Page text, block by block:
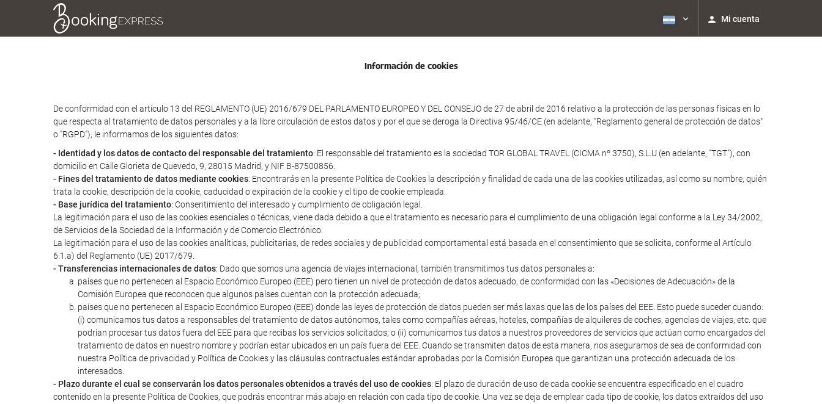
Mi cuenta
Información de cookies
De conformidad con el artículo 13 del REGLAMENTO (UE) 2016/679 DEL PARLAMENTO EUROPEO Y DEL CONSEJO de 27 de abril de 2016 relativo a la protección de las personas físicas en lo
que respecta al tratamiento de datos personales y a la libre circulación de estos datos y por el que se deroga la Directiva 95/46/CE (en adelante, "Reglamento general de protección de datos"
o "RGPD"), le informamos de los siguientes datos:
- Identidad y los datos de contacto del responsable del tratamiento: El responsable del tratamiento es la sociedad TOR GLOBAL TRAVEL (CICMA nº 3750), S.L.U (en adelante, "TGT"), con
domicilio en Calle Glorieta de Quevedo, 9, 28015 Madrid, y NIF B-87500856.
- Fines del tratamiento de datos mediante cookies: Encontrarás en la presente Política de Cookies la descripción y finalidad de cada una de las cookies utilizadas, así como su nombre, quién
trata la cookie, descripción de la cookie, caducidad o expiración de la cookie y el tipo de cookie empleada.
- Base jurídica del tratamiento: Consentimiento del interesado y cumplimiento de obligación legal.
La legitimación para el uso de las cookies esenciales o técnicas, viene dada debido a que el tratamiento es necesario para el cumplimiento de una obligación legal conforme a la Ley 34/2002,
de Servicios de la Sociedad de la Información y de Comercio Electrónico.
La legitimación para el uso de las cookies analíticas, publicitarias, de redes sociales y de publicidad comportamental está basada en el consentimiento que se solicita, conforme al Artículo
6.1.a) del Reglamento (UE) 2017/679.
- Transferencias internacionales de datos: Dado que somos una agencia de viajes internacional, también transmitimos tus datos personales a:
países que no pertenecen al Espacio Económico Europeo (EEE) pero tienen un nivel de protección de datos adecuado, de conformidad con las «Decisiones de Adecuación» de la
Comisión Europea que reconocen que algunos países cuentan con la protección adecuada;
países que no pertenecen al Espacio Económico Europeo (EEE) donde las leyes de protección de datos pueden ser más laxas que las de los países del EEE. Esto puede suceder cuando:
(i) comunicamos tus datos a responsables del tratamiento de datos autónomos, tales como compañías aéreas, hoteles, compañías de alquileres de coches, agencias de viajes, etc. que
podrían procesar tus datos fuera del EEE para que recibas los servicios solicitados; o (ii) comunicamos tus datos a nuestros proveedores de servicios que actúan como encargados del
tratamiento de datos en nuestro nombre y podrían estar ubicados en un país fuera del EEE. Cuando se transmiten datos de esta manera, nos aseguramos de sea de conformidad con
nuestra Política de privacidad y Política de Cookies y las cláusulas contractuales estándar aprobadas por la Comisión Europea que garantizan una protección adecuada de los
interesados.
- Plazo durante el cual se conservarán los datos personales obtenidos a través del uso de cookies: El plazo de duración de uso de cada cookie se encuentra especificado en el cuadro
contenido en la presente Política de Cookies, que podrás encontrar más abajo en relación con cada tipo de cookie. Una vez se deja de emplear cada tipo de cookie, los datos extraídos del uso